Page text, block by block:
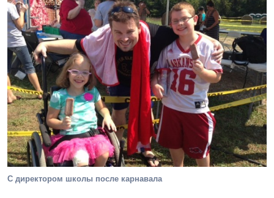
С директором школы после карнавала